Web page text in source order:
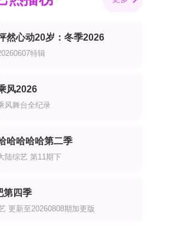
然心动20岁：冬季2026
特辑
风2026
风舞台全纪录
哈哈哈哈第二季
陆综艺 第11期下
第四季
更新至20260808期加更版